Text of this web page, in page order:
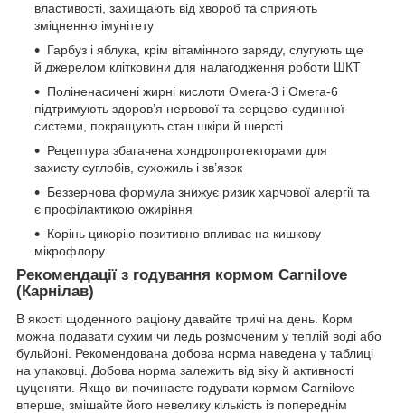
властивості, захищають від хвороб та сприяють
зміцненню імунітету
Гарбуз і яблука, крім вітамінного заряду, слугують ще
й джерелом клітковини для налагодження роботи ШКТ
Поліненасичені жирні кислоти Омега-3 і Омега-6
підтримують здоров’я нервової та серцево-судинної
системи, покращують стан шкіри й шерсті
Рецептура збагачена хондропротекторами для
захисту суглобів, сухожиль і зв’язок
Беззернова формула знижує ризик харчової алергії та
є профілактикою ожиріння
Корінь цикорію позитивно впливає на кишкову
мікрофлору
Рекомендації з годування кормом Carnilove
(Карнілав)
В якості щоденного раціону давайте тричі на день. Корм
можна подавати сухим чи ледь розмоченим у теплій воді або
бульйоні. Рекомендована добова норма наведена у таблиці
на упаковці. Добова норма залежить від віку й активності
цуценяти. Якщо ви починаєте годувати кормом Carnilove
вперше, змішайте його невелику кількість із попереднім